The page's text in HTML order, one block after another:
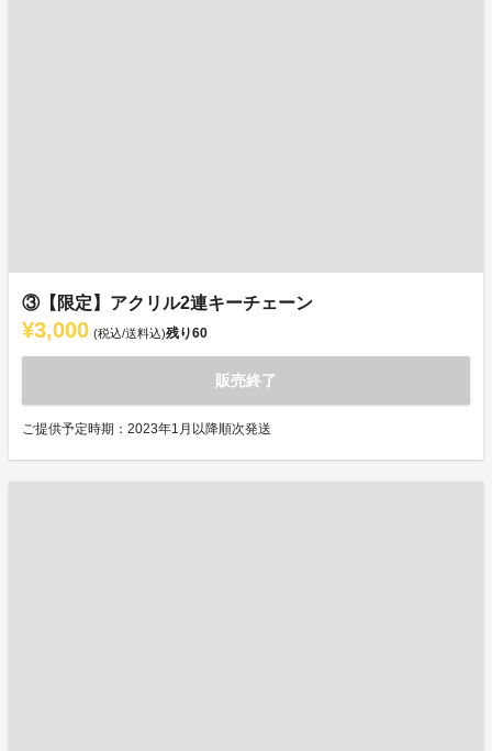
③【限定】アクリル2連キーチェーン
¥3,000 (税込/送料込)残り60
販売終了
ご提供予定時期：2023年1月以降順次発送